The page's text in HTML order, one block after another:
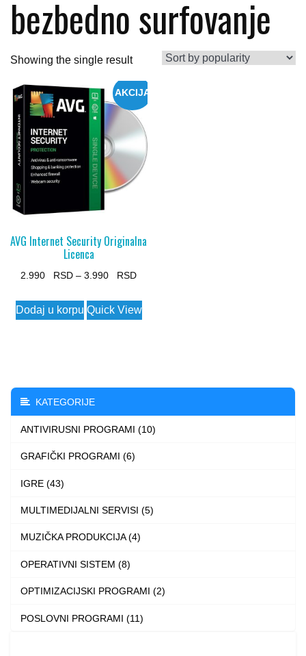
bezbedno surfovanje
Showing the single result
AKCIJA
AVG Internet Security Originalna
Licenca
2.990 – 3.990
Price
2.990 $
Dodaj u korpu
This
product
options
may
be
the
Quick View
KATEGORIJE
ANTIVIRUSNI PROGRAMI (10)
GRAFIČKI PROGRAMI (6)
IGRE (43)
MULTIMEDIJALNI SERVISI (5)
MUZIČKA PRODUKCIJA (4)
OPERATIVNI SISTEM (8)
OPTIMIZACIJSKI PROGRAMI (2)
POSLOVNI PROGRAMI (11)